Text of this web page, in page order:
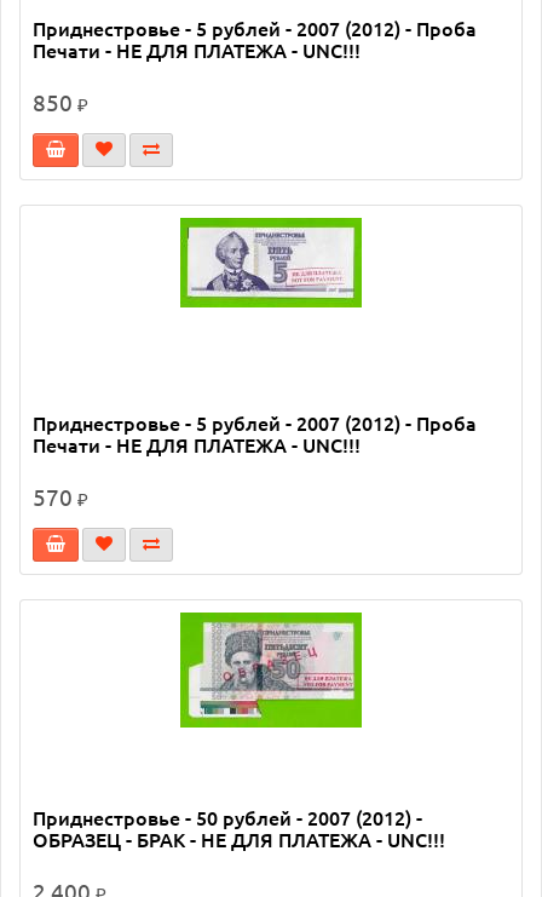
Приднестровье - 5 рублей - 2007 (2012) - Проба
Печати - НЕ ДЛЯ ПЛАТЕЖА - UNC!!!
850 ₽
Приднестровье - 5 рублей - 2007 (2012) - Проба
Печати - НЕ ДЛЯ ПЛАТЕЖА - UNC!!!
570 ₽
Приднестровье - 50 рублей - 2007 (2012) -
ОБРАЗЕЦ - БРАК - НЕ ДЛЯ ПЛАТЕЖА - UNC!!!
2 400